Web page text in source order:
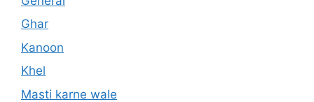
Ghar
Kanoon
Khel
Masti karne wale